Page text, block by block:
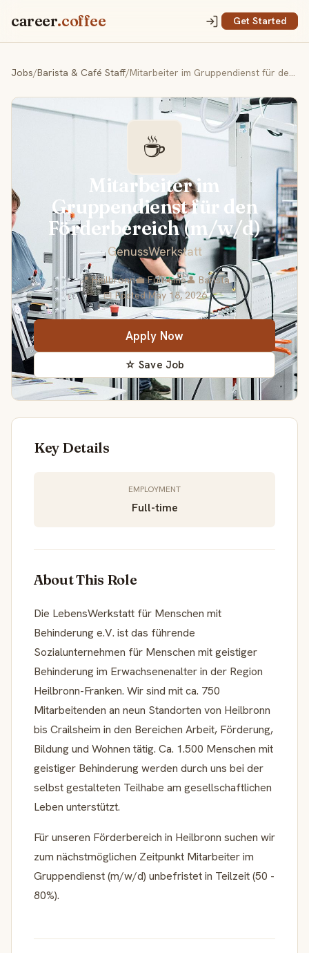
career.coffee Get Started
Jobs/Barista & Café Staff/ Mitarbeiter im Gruppendienst für den Förderbereich (m/w/d)
☕
Mitarbeiter im
Gruppendienst für den
Förderbereich (m/w/d)
GenussWerkstatt
📍 Heilbronn💼 Full-time👤 Barista
📅 Posted May 18, 2026
Apply Now
☆ Save Job
Key Details
EMPLOYMENT
Full-time
About This Role
Die LebensWerkstatt für Menschen mit
Behinderung e.V. ist das führende
Sozialunternehmen für Menschen mit geistiger
Behinderung im Erwachsenenalter in der Region
Heilbronn-Franken. Wir sind mit ca. 750
Mitarbeitenden an neun Standorten von Heilbronn
bis Crailsheim in den Bereichen Arbeit, Förderung,
Bildung und Wohnen tätig. Ca. 1.500 Menschen mit
geistiger Behinderung werden durch uns bei der
selbst gestalteten Teilhabe am gesellschaftlichen
Leben unterstützt.
Für unseren Förderbereich in Heilbronn suchen wir
zum nächstmöglichen Zeitpunkt Mitarbeiter im
Gruppendienst (m/w/d) unbefristet in Teilzeit (50 -
80%).